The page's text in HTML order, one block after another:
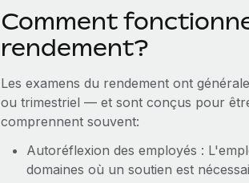
Comment
rendement?
Les examens du rendement ont
ou trimestriel — et sont conçus pour
comprennent souvent:
Autoréflexion des employés :
domaines où un soutien est